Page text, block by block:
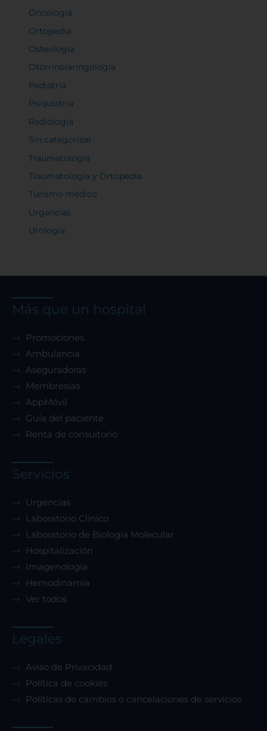
Oncología
Ortopedia
Osteología
Otorrinolaringología
Pediatría
Psiquiatría
Radiología
Sin categorizar
Traumatología
Traumatología y Ortopedia
Turismo médico
Urgencias
Urología
Más que un hospital
Promociones
Ambulancia
Aseguradoras
Membresías
AppMóvil
Guía del paciente
Renta de consultorio
Servicios
Urgencias
Laboratorio Clínico
Laboratorio de Biología Molecular
Hospitalización
Imagenología
Hemodinamia
Ver todos
Legales
Aviso de Privacidad
Política de cookies
Políticas de cambios o cancelaciones de servicios